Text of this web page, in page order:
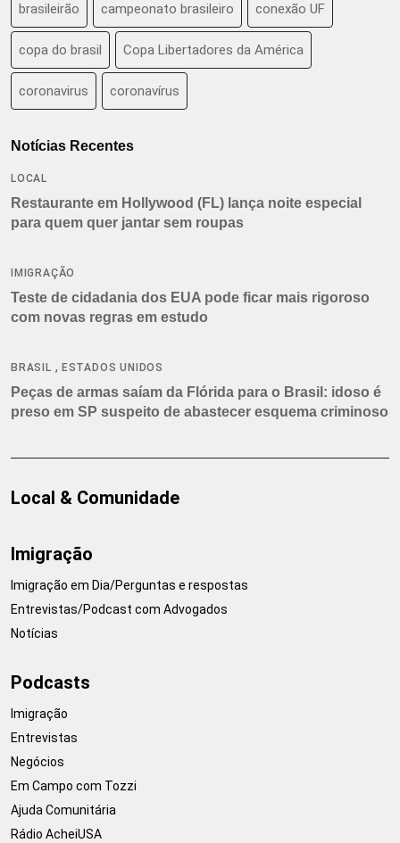
brasileirão campeonato brasileiro conexão UF
copa do brasil Copa Libertadores da América
coronavirus coronavírus
Notícias Recentes
LOCAL
Restaurante em Hollywood (FL) lança noite especial
para quem quer jantar sem roupas
IMIGRAÇÃO
Teste de cidadania dos EUA pode ficar mais rigoroso
com novas regras em estudo
BRASIL , ESTADOS UNIDOS
Peças de armas saíam da Flórida para o Brasil: idoso é
preso em SP suspeito de abastecer esquema criminoso
Local & Comunidade
Imigração
Imigração em Dia/Perguntas e respostas
Entrevistas/Podcast com Advogados
Notícias
Podcasts
Imigração
Entrevistas
Negócios
Em Campo com Tozzi
Ajuda Comunitária
Rádio AcheiUSA